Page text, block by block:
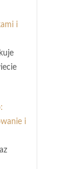
i
i